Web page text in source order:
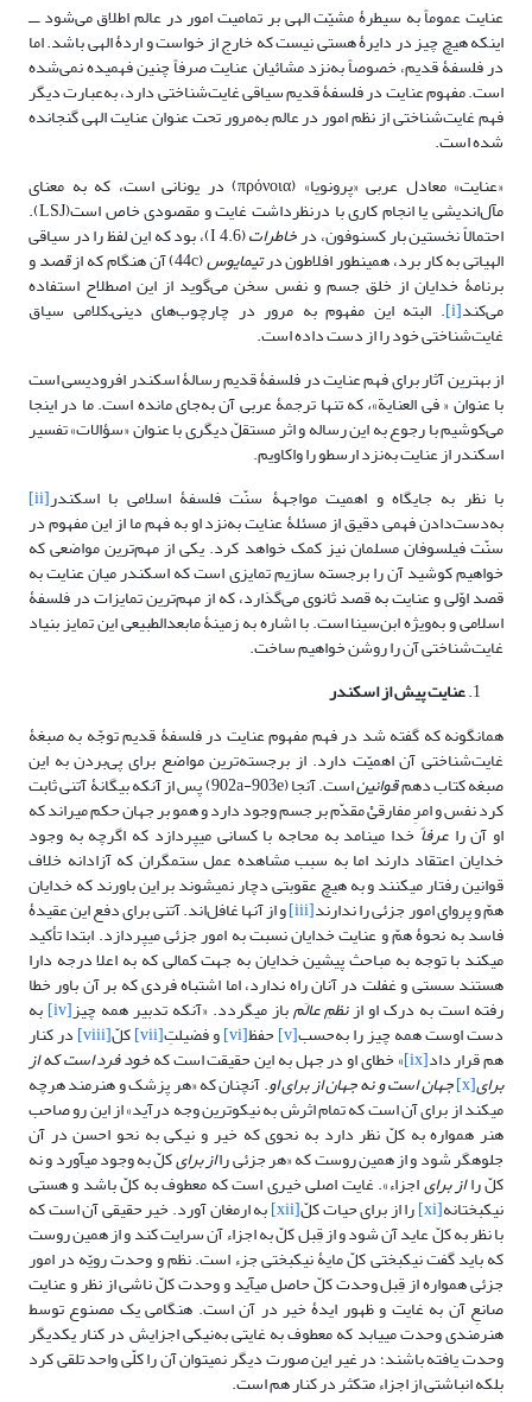
عنایت عموماً به سیطرۀ مشیّت الهی بر تمامیت امور در عالم اطلاق می‌شود ـــ
اینکه هیچ چیز در دایرۀ هستی نیست که خارج از خواست و اردۀ الهی باشد. اما
در فلسفۀ قدیم، خصوصاً به‌نزد مشائیان عنایت صرفاً چنین فهمیده نمی‌شده
است. مفهوم عنایت در فلسفۀ قدیم سیاقی غایت‌شناختی دارد، به‌عبارت دیگر
فهم غایت‌شناختی از نظم امور در عالم به‌مرور تحت عنوان عنایت الهی گنجانده
شده است.
«عنایت» معادل عربی «پرونویا» (πρόνοια) در یونانی است، که به معنای
مآل‌اندیشی یا انجام کاری با درنظرداشت غایت و مقصودی خاص است(LSJ).
احتمالاً نخستین بار کسنوفون، درخاطرات (I 4.6)، بود که این لفظ را در سیاقی
الهیاتی به کار برد، همینطور افلاطون درتیمایوس(44c) آن هنگام که از قصدو
برنامۀ خدایان از خلق جسم و نفس سخن می‌گوید از این اصطلاح استفاده
می‌کند[i] . البته این مفهوم به مرور در چارچوب‌های دینی‌ـ‌کلامی سیاق
غایت‌شناختی خود را از دست داده است.
از بهترین آثار برای فهم عنایت در فلسفۀ قدیم رسالۀ اسکندر افرودیسی است
با عنوان «فی العنایة»،که تنها ترجمۀ عربی آن به‌جای مانده است. ما در اینجا
می‌کوشیم با رجوع به این رساله و اثر مستقلّ دیگری با عنوان «سؤالات» تفسیر
اسکندر از عنایت به‌نزد ارسطو را واکاویم.
با نظر به جایگاه و اهمیت مواجهۀ سنّت فلسفۀ اسلامی با اسکندر[ii]
به‌دست‌دادن فهمی دقیق از مسئلۀ عنایت به‌نزد او به فهم ما از این مفهوم در
سنّت فیلسوفان مسلمان نیز کمک خواهد کرد. یکی از مهم‌ترین مواضعی که
خواهیم کوشید آن را برجسته سازیم تمایزی است که اسکندر میان عنایت به
قصد اوّلی و عنایت به قصد ثانوی می‌گذارد، که از مهم‌ترین تمایزات در فلسفۀ
اسلامی و به‌ویژه ابن‌سینا است. با اشاره به زمینۀ مابعدالطبیعی این تمایز بنیاد
غایت‌شناختی آن را روشن خواهیم ساخت.
عنایت پیش از اسکندر
همانگونه که گفته شد در فهم مفهوم عنایت در فلسفۀ قدیم توجّه به صبغۀ
غایت‌شناختی آن اهمیّت دارد. از برجسته‌ترین مواضع برای پی‌بردن به این
صبغه کتاب دهمقوانین است. آنجا (902a-903e) پس از آنکه بیگانۀ آتنی ثابت
کرد نفس و امرِ مفارقیْ مقدّم بر جسم وجود دارد و همو بر جهان حکم می‎راند که
او آن راعرفاً خدا می‎نامد به محاجه با کسانی می‎پردازد که اگرچه به وجود
خدایان اعتقاد دارند اما به سبب مشاهده عمل ستمگران که آزادانه خلاف
قوانین رفتار می‎کنند و به هیچ عقوبتی دچار نمی‎شوند بر این باورند که خدایان
همّ و پروای امور جزئی را ندارند[iii] و از آنها غافل‌اند. آتنی برای دفع این عقیدۀ
فاسد به نحوۀ همّ و عنایت خدایان نسبت به امور جزئی می‎پردازد. ابتدا تأکید
می‎کند با توجه به مباحث پیشین خدایان به جهت کمالی که به اعلا درجه دارا
هستند سستی و غفلت در آنان راه ندارد، اما اشتباه فردی که بر آن باور خطا
رفته است به درک او ازنظمِ عالَمباز می‎گردد. «آنکه تدبیر همه چیز [iv] به
دست اوست همه چیز را به‌حسب[v] حفظ[vi] و فضیلتِ[vii] کلّ[viii] در کنار
هم قرار داد[ix] » خطای او در جهل به این حقیقت است کهخود فرد است که از
برای[x] جهان است و نه جهان از برای او. آنچنان که «هر پزشک و هنرمند هرچه
می‎کند از برای آن است که تمام اثرش به نیکوترین وجه درآید» از این رو صاحب
هنر همواره به کلّ نظر دارد به نحوی که خیر و نیکی به نحو احسن در آن
جلوه‎گر شود و از همین روست که «هر جزئی را از برای کلّ به وجود می‎آورد و نه
کلّ رااز برایاجزاء». غایت اصلی خیری است که معطوف به کلّ باشد و هستی
نیکبختانه[xi] را از برای حیات کلّ[xii] به ارمغان آورد. خیر حقیقی آن است که
با نظر به کلّ عاید آن شود و از قِبل کلّ به اجزاء آن سرایت کند و از همین روست
که باید گفت نیکبختی کلّ مایۀ نیکبختی جزء است. نظم و وحدت رویّه در امور
جزئی همواره از قِبل وحدت کلّ حاصل می‎آید و وحدت کلّ ناشی از نظر و عنایت
صانعِ آن به غایت و ظهور ایدۀ خیر در آن است. هنگامی یک مصنوع توسط
هنرمندی وحدت می‎یابد که معطوف به غایتی به‌نیکی اجزایش در کنار یکدیگر
وحدت یافته باشند؛ در غیر این صورت دیگر نمی‎توان آن را کلّی واحد تلقی کرد
بلکه انباشتی از اجزاء متکثر در کنار هم است.